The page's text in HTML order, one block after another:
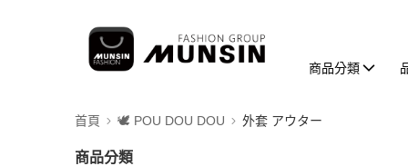
商品分類
首頁 🕊️ POU DOU DOU 外套 アウター
商品分類